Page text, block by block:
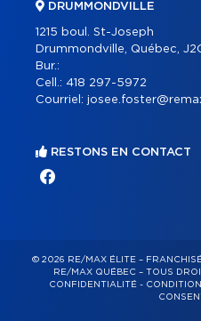
DRUMMONDVILLE
1215 boul. St-Joseph
Drummondville, Québec,
Bur.:
Cell.: 418 297-5972
Courriel:
RESTONS EN CONTACT
© 2026 RE/MAX ÉLITE –
RE/MAX QUÉBEC – TOUS
CONFIDENTIALITÉ-